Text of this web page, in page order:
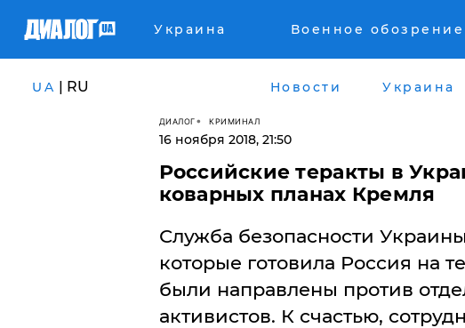
Украина Военное обозрение
UA | RU Новости Украина
ДИАЛОГ КРИМИНАЛ
16 ноября 2018, 21:50
Российские теракты в
коварных планах Кремля
Служба безопасности Украины
которые готовила Россия на
были направлены против
активистов. К счастью,